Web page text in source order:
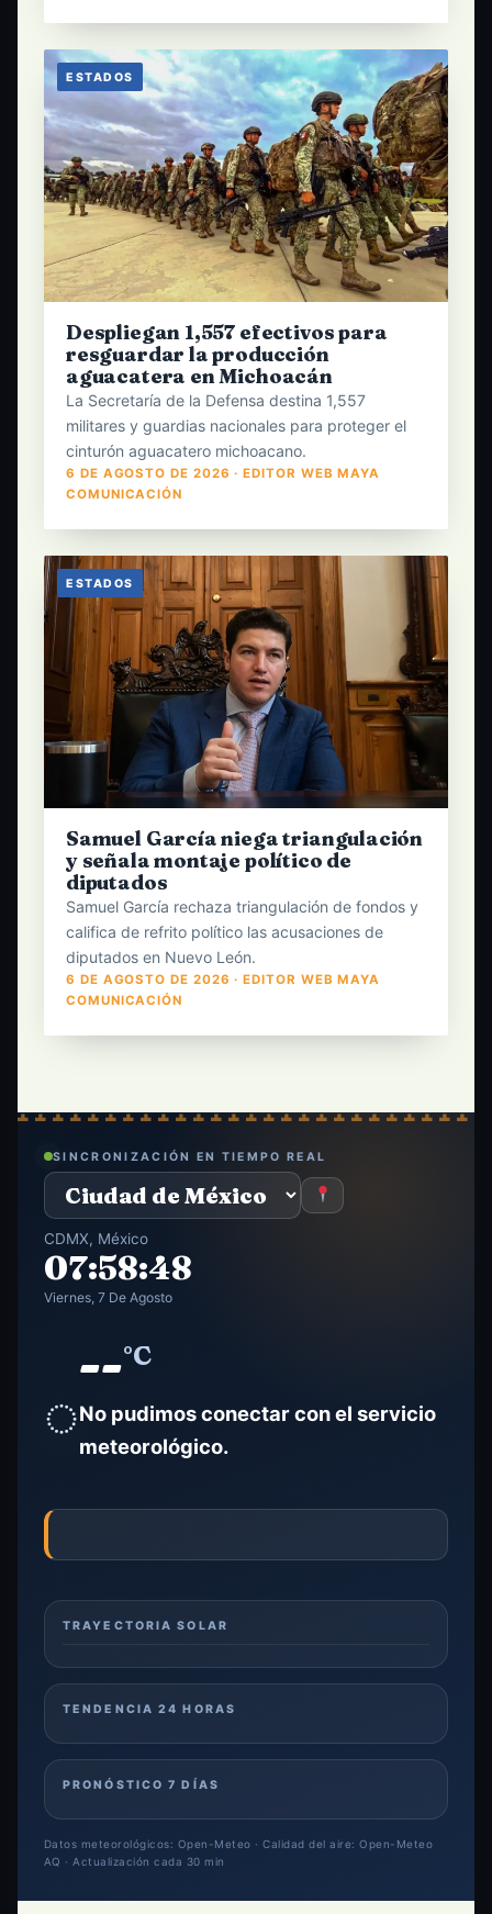
ESTADOS
Despliegan 1,557 efectivos para
resguardar la producción
aguacatera en Michoacán
La Secretaría de la Defensa destina 1,557
militares y guardias nacionales para proteger el
cinturón aguacatero michoacano.
6 DE AGOSTO DE 2026 · EDITOR WEB MAYA
COMUNICACIÓN
ESTADOS
Samuel García niega triangulación
y señala montaje político de
diputados
Samuel García rechaza triangulación de fondos y
califica de refrito político las acusaciones de
diputados en Nuevo León.
6 DE AGOSTO DE 2026 · EDITOR WEB MAYA
COMUNICACIÓN
SINCRONIZACIÓN EN TIEMPO REAL
CDMX, México
07:58:49
Viernes, 7 De Agosto
◌
--°C
No pudimos conectar con el servicio
meteorológico.
TRAYECTORIA SOLAR
TENDENCIA 24 HORAS
PRONÓSTICO 7 DÍAS
Datos meteorológicos: Open-Meteo · Calidad del aire: Open-Meteo
AQ · Actualización cada 30 min